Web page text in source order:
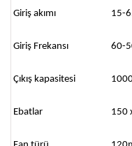
Giriş akımı 15-
Giriş Frekansı 60-
Çıkış kapasitesi
Ebatlar 150